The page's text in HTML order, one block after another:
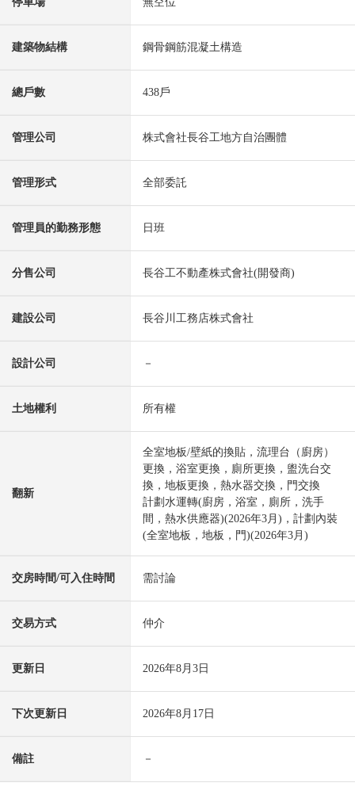
建築物結構 鋼骨鋼筋混凝土構造
總戶數 438戶
管理公司 株式會社長谷工地方自治團體
管理形式 全部委託
管理員的勤務形態 日班
分售公司 長谷工不動產株式會社(開發商)
建設公司 長谷川工務店株式會社
設計公司 －
土地權利 所有權
翻新
全室地板/壁紙的換貼，流理台（廚房）
更換，浴室更換，廁所更換，盥洗台交
換，地板更換，熱水器交換，門交換
計劃水運轉(廚房，浴室，廁所，洗手
間，熱水供應器)(2026年3月)，計劃內裝
(全室地板，地板，門)(2026年3月)
交房時間/可入住時間 需討論
交易方式 仲介
更新日 2026年8月3日
下次更新日 2026年8月17日
備註 －